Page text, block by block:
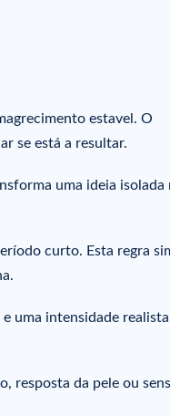
estavel. O
se está a resultar.
uma ideia isolada
curto. Esta regra
uma intensidade
resposta da pele ou